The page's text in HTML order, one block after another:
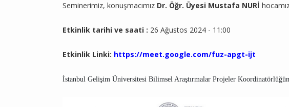
Seminerimiz, konuşmacımız Dr. Öğr. Üyesi Mustafa NURİ
Etkinlik tarihi ve saati : 26 Ağustos 2024 - 11:00
Etkinlik Linki: https://meet.google.com/fuz-apgt-ijt
İstanbul Gelişim Üniversitesi Bilimsel Araştırmalar Projeler